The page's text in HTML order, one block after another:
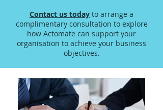
Contact us today to arrange a
complimentary consultation to explore
how Actomate can support your
organisation to achieve your business
objectives.